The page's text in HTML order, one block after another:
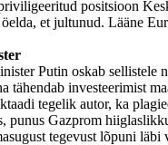
positsioon
et jultunud. Lääne
Putin oskab
tähendab investeerimist
tegelik autor, ka
punus Gazprom
tegevust lõpuni